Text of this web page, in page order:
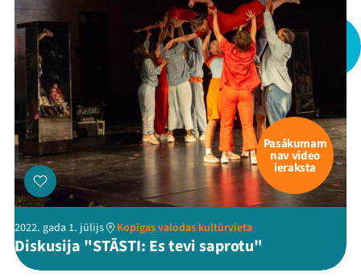
Mana programma
Festivāls
Programma
Arhīvs
Viņi bija LAMPĀ 2026
Pasākumam
nav video
ieraksta
2022. gada 1. jūlijs Kopīgas valodas kultūrvieta
Diskusija "STĀSTI: Es tevi saprotu"